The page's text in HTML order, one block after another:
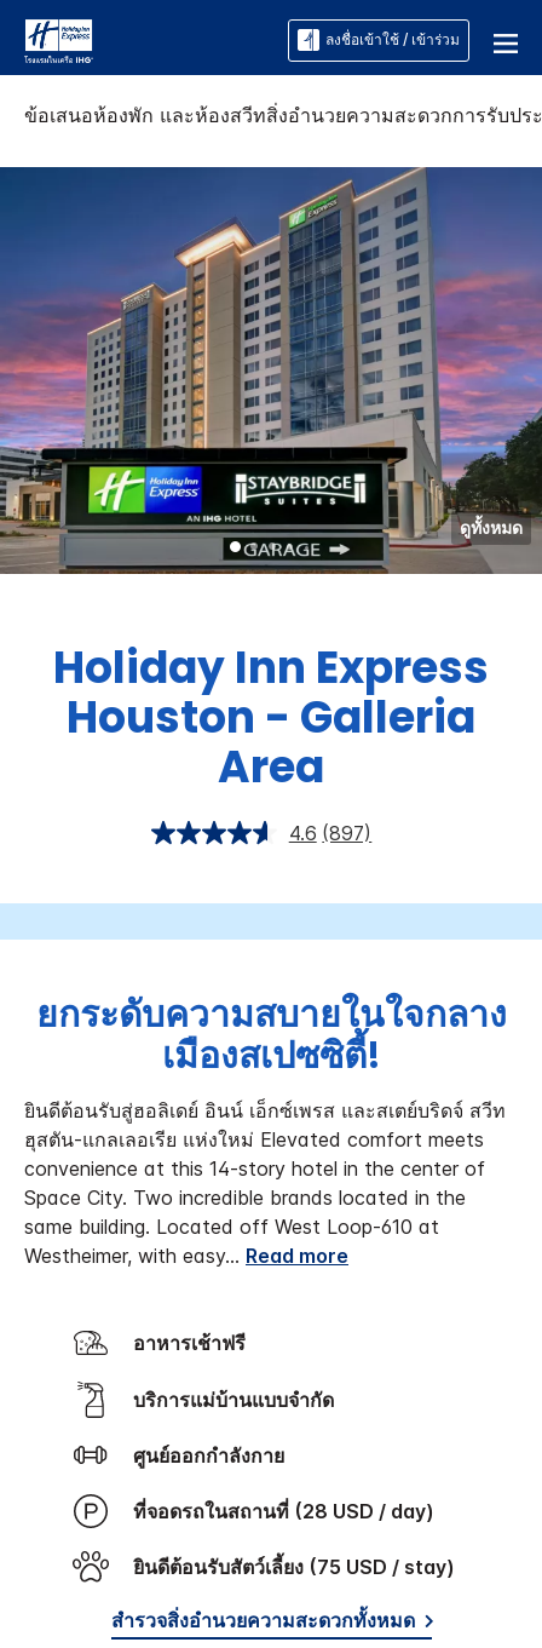
ลงชื่อเข้าใช้ / เข้าร่วม
ข้อเสนอห้องพัก และห้องสวีทสิ่งอำนวยความสะดวกการรับปร
ดูทั้งหมด
Holiday Inn Express
Houston - Galleria
Area
4.6 (897)
ยกระดับความสบายในใจกลาง
เมืองสเปซซิตี้!
ยินดีต้อนรับสู่ฮอลิเดย์ อินน์ เอ็กซ์เพรส และสเตย์บริดจ์ สวีท
ฮุสตัน-แกลเลอเรีย แห่งใหม่ Elevated comfort meets
convenience at this 14-story hotel in the center of
Space City. Two incredible brands located in the
same building. Located off West Loop-610 at
Westheimer, with easy... Read more
อาหารเช้าฟรี
บริการแม่บ้านแบบจำกัด
ศูนย์ออกกำลังกาย
ที่จอดรถในสถานที่ (28 USD / day)
ยินดีต้อนรับสัตว์เลี้ยง (75 USD / stay)
สำรวจสิ่งอำนวยความสะดวกทั้งหมด